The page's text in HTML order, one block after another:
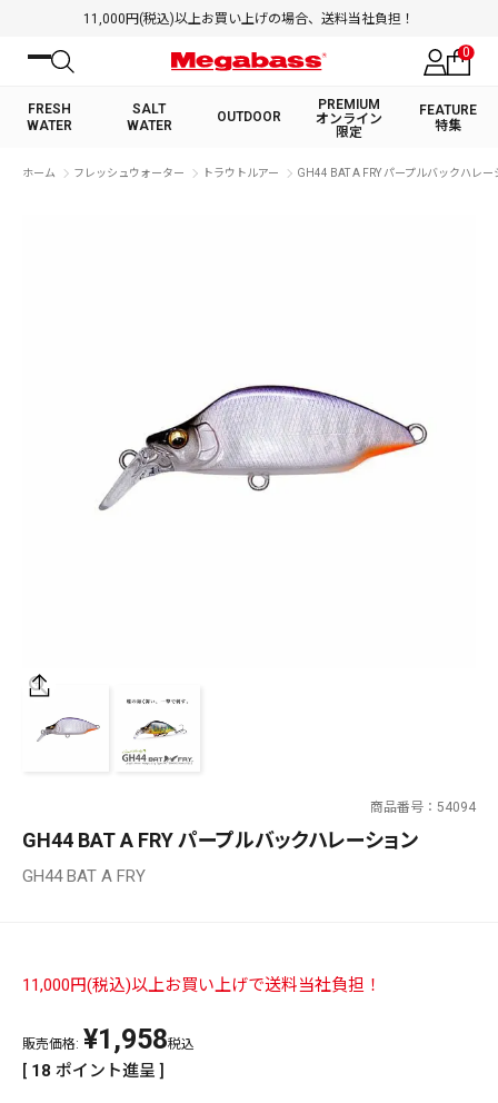
11,000円(税込)以上お買い上げの場合、送料当社負担！
0
FRESH
WATER
SALT
WATER
OUTDOOR
PREMIUM
オンライン
限定
FEATURE
特集
絞り込み検索
PREMIUM オンライン限定
FRESH WATER
価格
PREMIUM ［ オンライン限定 ］
ホーム フレッシュウォーター トラウトルアー GH44 BAT A FRY パープルバックハレー
商品番号 54094
GH44 BAT A FRY パープルバックハレーション
GH44 BAT A FRY
11,000円(税込)以上お買い上げで送料当社負担！
販売価格: ¥1,958税込
[ 18 ポイント進呈 ]